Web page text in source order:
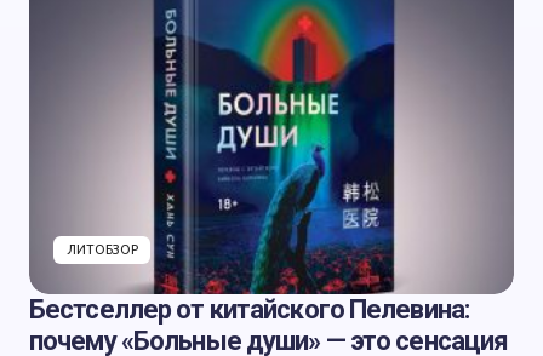
ЛИТОБЗОР
Бестселлер от китайского Пелевина:
почему «Больные души» — это сенсация